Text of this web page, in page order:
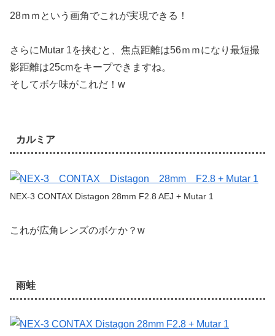
28ｍｍという画角でこれが実現できる！
さらにMutar 1を挟むと、焦点距離は56ｍｍになり最短撮
影距離は25cmをキープできますね。
そしてボケ味がこれだ！w
カルミア
NEX-3 CONTAX Distagon 28mm F2.8 AEJ + Mutar 1
これが広角レンズのボケか？w
雨蛙